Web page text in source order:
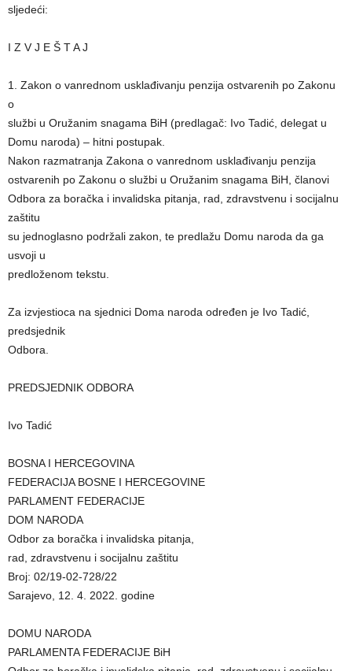
sljedeći:
I Z V J E Š T A J
1. Zakon o vanrednom usklađivanju penzija ostvarenih po Zakonu
o
službi u Oružanim snagama BiH (predlagač: Ivo Tadić, delegat u
Domu naroda) – hitni postupak.
Nakon razmatranja Zakona o vanrednom usklađivanju penzija
ostvarenih po Zakonu o službi u Oružanim snagama BiH, članovi
Odbora za boračka i invalidska pitanja, rad, zdravstvenu i socijalnu
zaštitu
su jednoglasno podržali zakon, te predlažu Domu naroda da ga
usvoji u
predloženom tekstu.
Za izvjestioca na sjednici Doma naroda određen je Ivo Tadić,
predsjednik
Odbora.
PREDSJEDNIK ODBORA
Ivo Tadić
BOSNA I HERCEGOVINA
FEDERACIJA BOSNE I HERCEGOVINE
PARLAMENT FEDERACIJE
DOM NARODA
Odbor za boračka i invalidska pitanja,
rad, zdravstvenu i socijalnu zaštitu
Broj: 02/19-02-728/22
Sarajevo, 12. 4. 2022. godine
DOMU NARODA
PARLAMENTA FEDERACIJE BiH